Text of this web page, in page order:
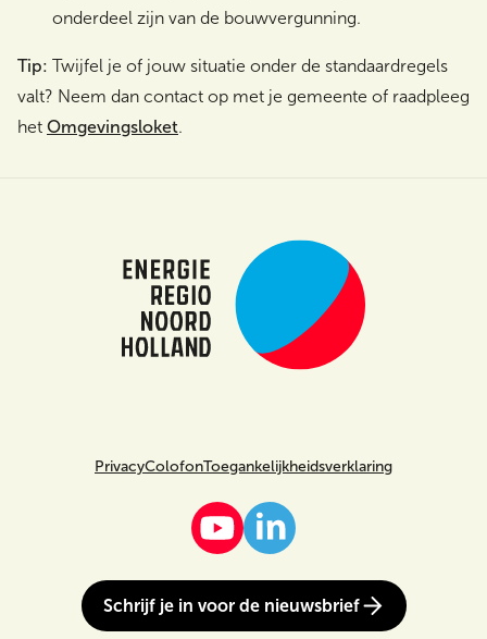
onderdeel zijn van de bouwvergunning.
Tip: Twijfel je of jouw situatie onder de standaardregels
valt? Neem dan contact op met je gemeente of raadpleeg
het Omgevingsloket.
PrivacyColofonToegankelijkheidsverklaring
Schrijf je in voor de nieuwsbrief